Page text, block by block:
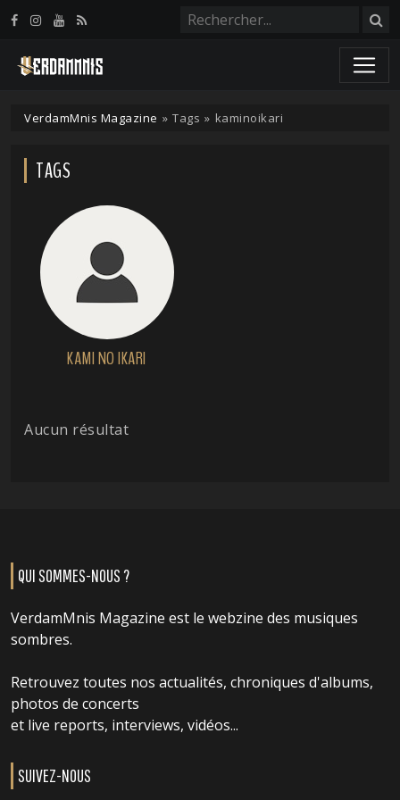
VerdamMnis Magazine » Tags » kaminoikari
TAGS
KAMI NO IKARI
Aucun résultat
QUI SOMMES-NOUS ?
VerdamMnis Magazine est le webzine des musiques
sombres.
Retrouvez toutes nos actualités, chroniques d'albums,
photos de concerts
et live reports, interviews, vidéos...
SUIVEZ-NOUS
Panneau de gestion des cookies